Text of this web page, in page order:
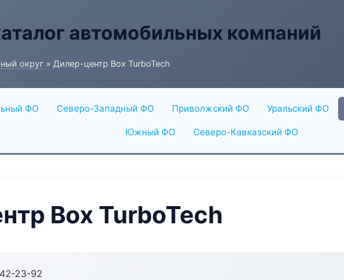
автомобильных компаний
округ » Дилер-центр Box TurboTech
ФО Северо-Западный ФО Приволжский ФО Уральский ФО
Южный ФО Северо-Кавказский ФО
Box TurboTech
23-92